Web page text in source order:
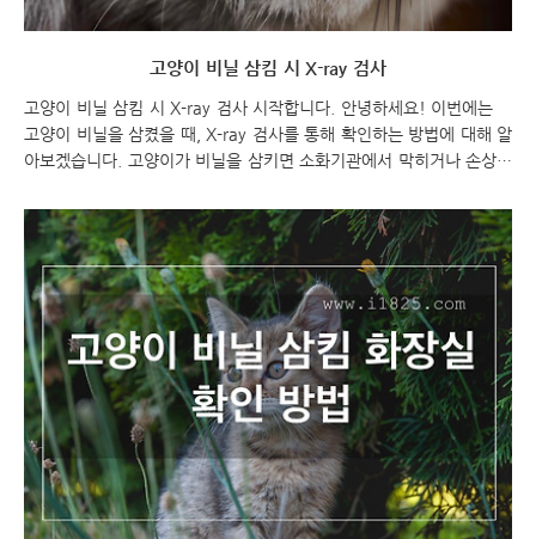
고양이 비닐 삼킴 시 X-ray 검사
고양이 비닐 삼킴 시 X-ray 검사 시작합니다. 안녕하세요! 이번에는
고양이 비닐을 삼켰을 때, X-ray 검사를 통해 확인하는 방법에 대해 알
아보겠습니다. 고양이가 비닐을 삼키면 소화기관에서 막히거나 손상을
법 중 하나가 X-ray 검사입니다. 함께 알아보도록 하겠습니다. 고양이
비닐 삼킴 시 X-ray 검사 고양이 비닐 삼킴 고양이 비닐 삼킴 시 X-ray
검사 확인하기 고양이 비닐을 삼키게 되면 소화기관에서 막히거나 손
상을 입을 수 있기 때문에, 빠른 조치가 필요합니다. 비닐을 삼킨 고양
이의 경우, 가장 일반적인 방법 중 하나는 X-ray 검사를 통해 비닐이
소화기관에 있는지 여부를 확인하는 것입니다. 일반적으로, 고양이 비
닐..